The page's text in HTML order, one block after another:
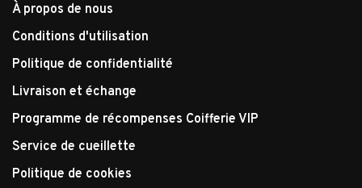
À propos de nous
Conditions d'utilisation
Politique de confidentialité
Livraison et échange
Programme de récompenses Coifferie VIP
Service de cueillette
Politique de cookies